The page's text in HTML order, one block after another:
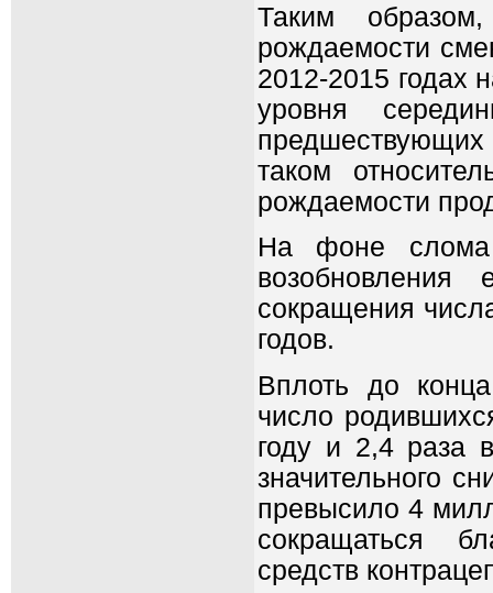
Таким
рождаемости
2012-2015 годах
уровня
таком
рождаемости
На фоне слома
возобновления
сокращения
годов.
Вплоть до
число
году и 2,4 раза
значительного
превысило 4
сокращаться
средств